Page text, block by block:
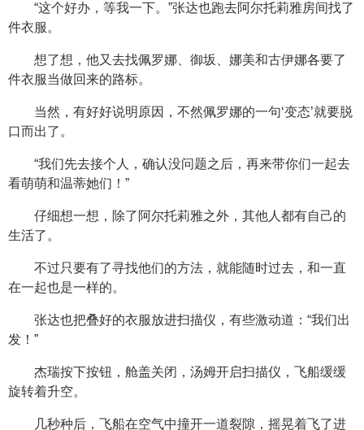
“这个好办，等我一下。”张达也跑去阿尔托莉雅房间找了
件衣服。
想了想，他又去找佩罗娜、御坂、娜美和古伊娜各要了
件衣服当做回来的路标。
当然，有好好说明原因，不然佩罗娜的一句‘变态’就要脱
口而出了。
“我们先去接个人，确认没问题之后，再来带你们一起去
看萌萌和温蒂她们！”
仔细想一想，除了阿尔托莉雅之外，其他人都有自己的
生活了。
不过只要有了寻找他们的方法，就能随时过去，和一直
在一起也是一样的。
张达也把叠好的衣服放进扫描仪，有些激动道：“我们出
发！”
杰瑞按下按钮，舱盖关闭，汤姆开启扫描仪，飞船缓缓
旋转着升空。
几秒种后，飞船在空气中撞开一道裂隙，摇晃着飞了进